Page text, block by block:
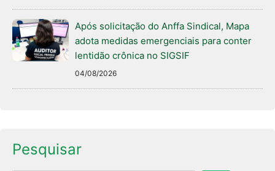
Após solicitação do Anffa Sindical, Mapa
adota medidas emergenciais para conter
lentidão crônica no SIGSIF
04/08/2026
Pesquisar